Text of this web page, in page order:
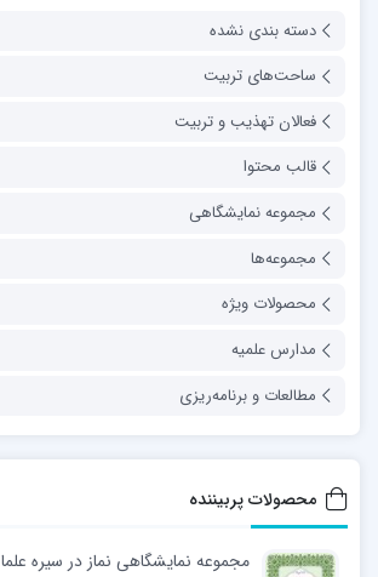
دسته بندی نشده
ساحت‌های تربیت
فعالان تهذیب و تربیت
قالب محتوا
مجموعه نمایشگاهی
مجموعه‌ها
محصولات ویژه
مدارس علمیه
مطالعات و برنامه‌ریزی
محصولات پربیننده
مجموعه نمایشگاهی نماز در سیره علما